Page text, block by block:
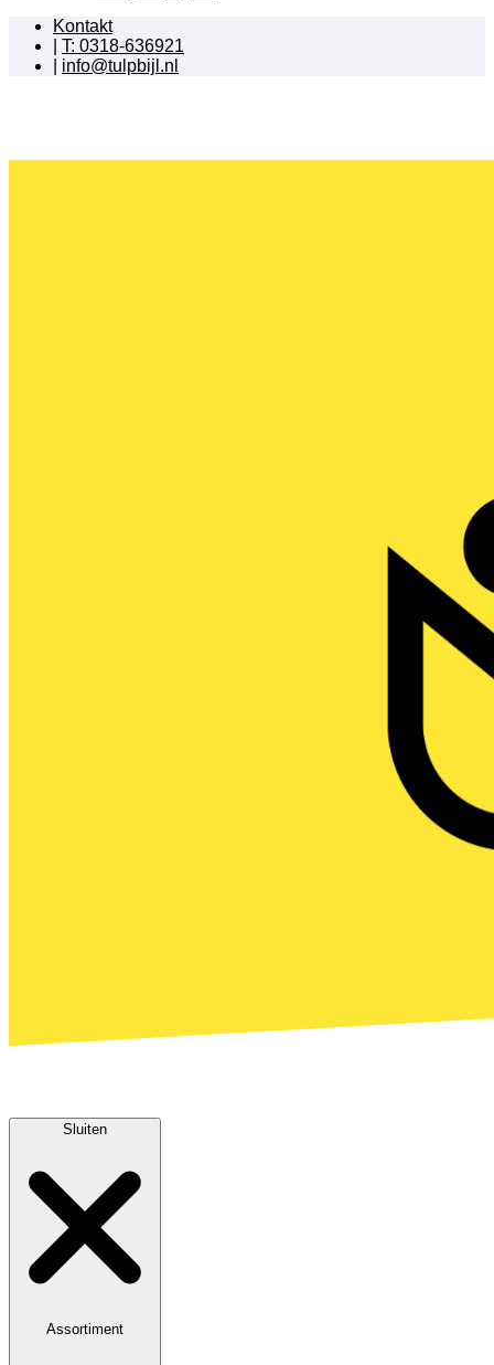
Kontakt
T: 0318-636921
info@tulpbijl.nl
Sluiten
Assortiment